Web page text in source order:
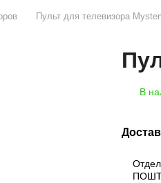
Пульт для телевизора
В